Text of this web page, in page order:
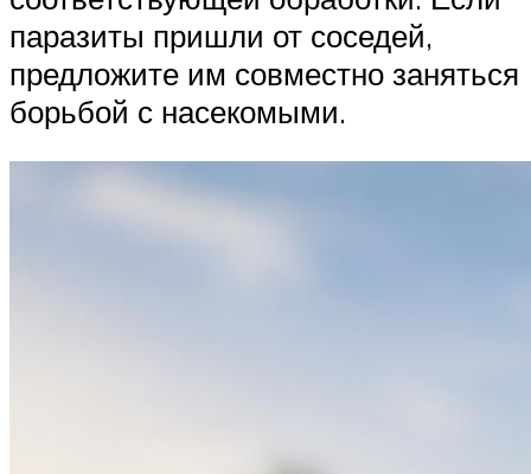
паразиты пришли от соседей,
предложите им совместно заняться
борьбой с насекомыми.